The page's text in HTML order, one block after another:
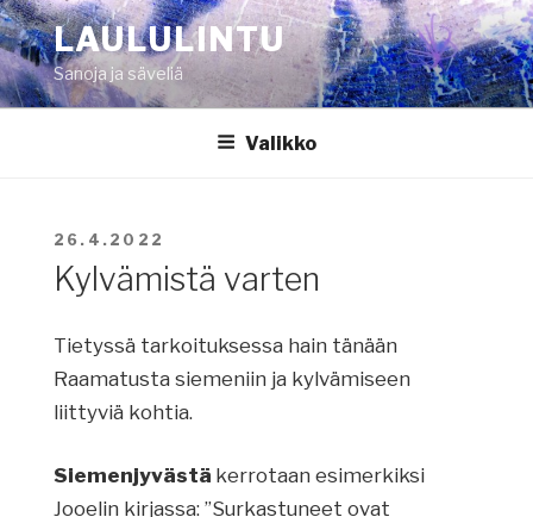
Siirry
sisältöönLAULULINTU
Sanoja ja säveliä
Valikko
JULKAISTU
26.4.2022
Kylvämistä varten
Tietyssä tarkoituksessa hain tänään
Raamatusta siemeniin ja kylvämiseen
liittyviä kohtia.
Siemenjyvästä kerrotaan esimerkiksi
Jooelin kirjassa: ”Surkastuneet ovat